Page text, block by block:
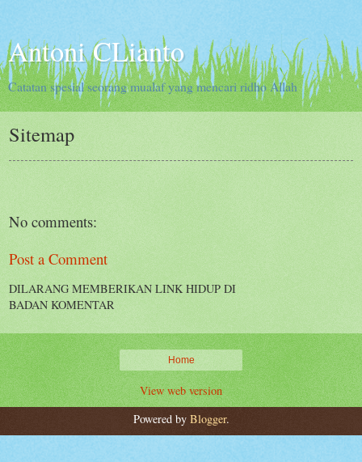
Antoni CLianto
Catatan spesial seorang mualaf yang mencari ridho Allah
Sitemap
No comments:
Post a Comment
DILARANG MEMBERIKAN LINK HIDUP DI
BADAN KOMENTAR
Home
View web version
Powered by Blogger.